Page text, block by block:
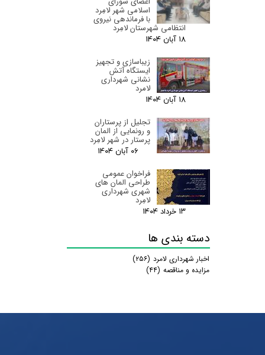
اسلامی شهر لامِرد
با فرماندهی نیروی
انتظامی شهرستان لامِرد
۱۸ آبان ۰۴
زیباسازی و تجهیز
ایستگاه آتش
نشانی شهرداری
لامرد
۱۸ آبان ۰۴
تجلیل از پرستاران
و رونمایی از المان
پرستار در شهر لامِرد
۰۶ آبان ۰۴
فراخوان عمومی
طراحی المان های
شهری شهرداری
لامِرد
۱۳ خرداد ۰۴
دسته بندی ها
اخبار شهرداری لامرد (۲۵۶)
مزایده و مناقصه (۴۴)